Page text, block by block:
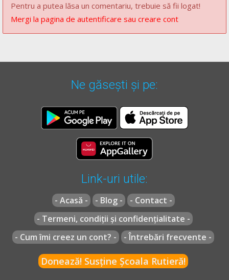
Pentru a putea lăsa un comentariu, trebuie să fii logat!
Mergi la pagina de autentificare sau creare cont
Ne găsești și pe:
Link-uri utile:
- Acasă - - Blog -
- Contact -
- Termeni, condiții și confidențialitate -
- Cum îmi creez un cont? -
- Întrebări frecvente -
Donează! Susține Școala Rutieră!